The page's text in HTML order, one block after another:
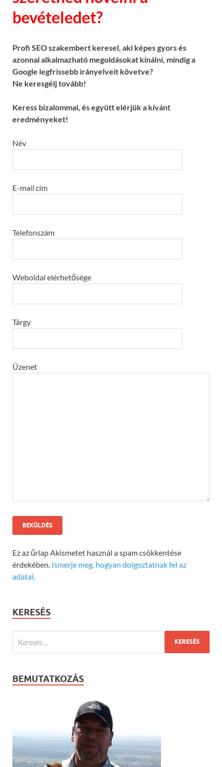
bevételedet?
Profi SEO szakembert keresel, aki képes gyors és
azonnal alkalmazható megoldásokat kínálni, mindig a
Google legfrissebb irányelveit követve?
Ne keresgélj tovább!
Keress bizalommal, és együtt elérjük a kívánt
eredményeket!
Név
E-mail cím
Telefonszám
Weboldal elérhetősége
Tárgy
Üzenet
Ez az űrlap Akismetet használ a spam csökkentése
érdekében. Ismerje meg, hogyan dolgoztatnak fel az
adatai.
KERESÉS
BEMUTATKOZÁS